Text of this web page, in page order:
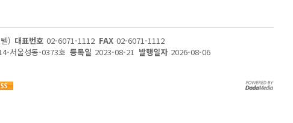
) 대표번호 02-6071-1112 FAX 02-6071-1112
서울성동-0373호 등록일 2023-08-21 발행일자 2026-08-06